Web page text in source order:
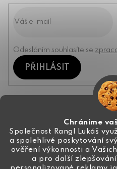
Chráníme
Společnost Rangl Lukáš
a spolehlivé poskytování
ověření výkonnosti a
a pro další
Odesláním souhlasíte se
PŘIHLÁSIT
info@ceske-
+420 774 444 191